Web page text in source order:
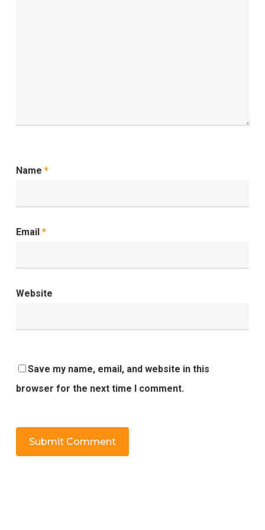
Name *
Email *
Website
Save my name, email, and website in this
browser for the next time I comment.